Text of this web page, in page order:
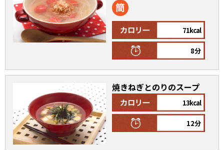
旨さ、別格。だし屋の鍋 韓福善シリーズ
汁物レシピ
おいしいレシピを商品から探す
かつお節レシピ
かつお節・だしをもっと知る
かつお節・だしを楽しむ
だしコミュ
- 百年対話
- ヤマキ かつお節プラス®
採用情報
- ジョブリターン制
ヤマキお客様相談室
オンラインショップ
Global
71kcal
8分
焼きねぎとのりのスープ
13kcal
12分